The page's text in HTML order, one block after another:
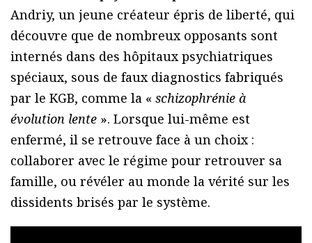
Andriy, un jeune créateur épris de liberté, qui
découvre que de nombreux opposants sont
internés dans des hôpitaux psychiatriques
spéciaux, sous de faux diagnostics fabriqués
par le KGB, comme la « schizophrénie à
évolution lente ». Lorsque lui-même est
enfermé, il se retrouve face à un choix :
collaborer avec le régime pour retrouver sa
famille, ou révéler au monde la vérité sur les
dissidents brisés par le système.